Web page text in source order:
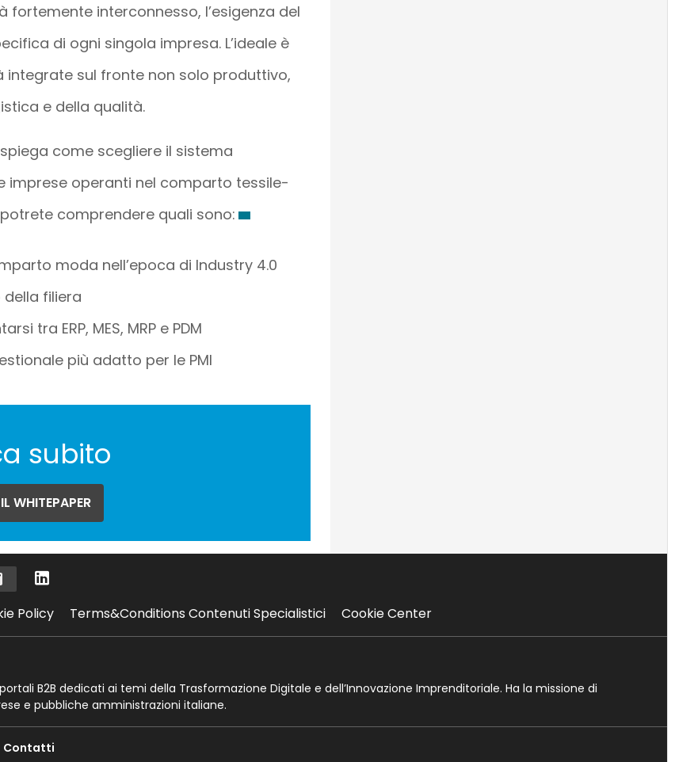
interconnesso, l’esigenza del
di ogni singola impresa. L’ideale è
sul fronte non solo produttivo,
e della qualità.
come scegliere il sistema
imprese operanti nel comparto tessile-
comprendere quali sono:
moda nell’epoca di Industry 4.0
della filiera
tra ERP, MES, MRP e PDM
più adatto per le PMI
subito
WHITEPAPER
Policy Terms&Conditions Contenuti Specialistici Cookie Center
B2B dedicati ai temi della Trasformazione Digitale e dell’Innovazione Imprenditoriale. Ha la missione di
e pubbliche amministrazioni italiane.
Contatti